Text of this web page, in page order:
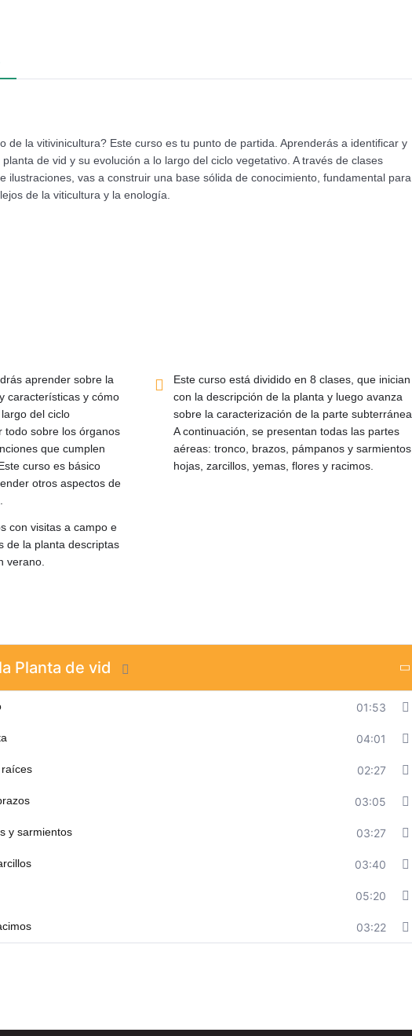
de la vitivinicultura? Este curso es tu punto de partida. Aprenderás a identificar y
de vid y su evolución a lo largo del ciclo vegetativo. A través de clases
ilustraciones, vas a construir una base sólida de conocimiento, fundamental para
de la viticultura y la enología.
aprender sobre la
características y cómo
del ciclo
todo sobre los órganos
que cumplen
curso es básico
otros aspectos de
Este curso está dividido en 8 clases, que inician
con la descripción de la planta y luego avanza
sobre la caracterización de la parte subterránea.
A continuación, se presentan todas las partes
aéreas: tronco, brazos, pámpanos y sarmientos,
hojas, zarcillos, yemas, flores y racimos.
con visitas a campo e
de la planta descriptas
verano.
Planta de vid
01:53
04:01
02:27
03:05
y sarmientos 03:27
03:40
05:20
03:22